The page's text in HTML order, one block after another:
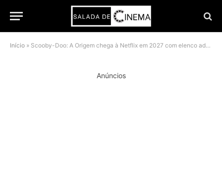
Início » Scooby-Doo: A Origem chega à Netflix em 2027 com elenco adolescente e McKenna Grace
Anúncios